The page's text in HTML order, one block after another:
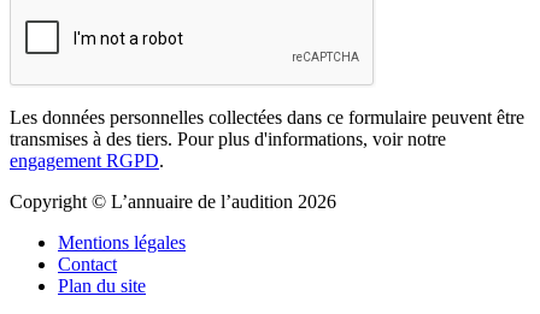
Les données personnelles collectées dans ce formulaire peuvent être
transmises à des tiers. Pour plus d'informations, voir notre
engagement RGPD.
Copyright © L’annuaire de l’audition 2026
Mentions légales
Contact
Plan du site